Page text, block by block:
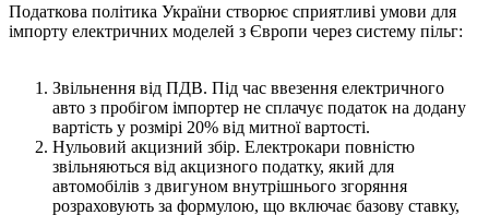
Податкова політика України створює сприятливі умови для
імпорту електричних моделей з Європи через систему пільг:
Звільнення від ПДВ. Під час ввезення електричного
авто з пробігом імпортер не сплачує податок на додану
вартість у розмірі 20% від митної вартості.
Нульовий акцизний збір. Електрокари повністю
звільняються від акцизного податку, який для
автомобілів з двигуном внутрішнього згоряння
розраховують за формулою, що включає базову ставку,